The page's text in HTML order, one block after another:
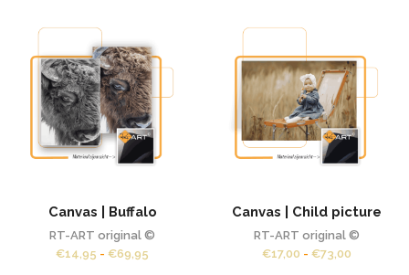
Canvas | Buffalo
RT-ART original ©
€14,95 - €69,95
Canvas | Child picture
RT-ART original ©
€17,00 - €73,00